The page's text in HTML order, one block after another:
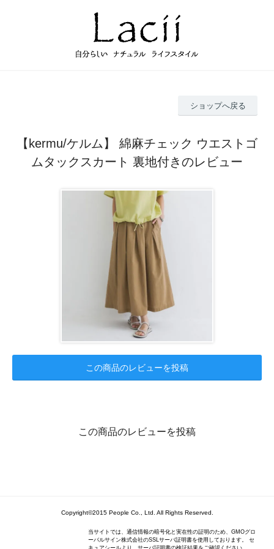
ショップへ戻る
【kermu/ケルム】 綿麻チェック ウエストゴ
ムタックスカート 裏地付きのレビュー
この商品のレビューを投稿
この商品のレビューを投稿
Copyright©2015 People Co., Ltd. All Rights Reserved.
当サイトでは、通信情報の暗号化と実在性の証明のため、GMOグロ
ーバルサイン株式会社のSSLサーバ証明書を使用しております。 セ
キュアシールより、サーバ証明書の検証結果をご確認ください。